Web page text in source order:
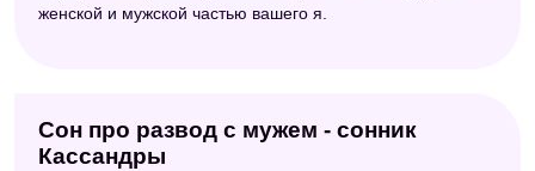
женской и мужской частью вашего я.
Сон про развод с мужем - сонник
Кассандры